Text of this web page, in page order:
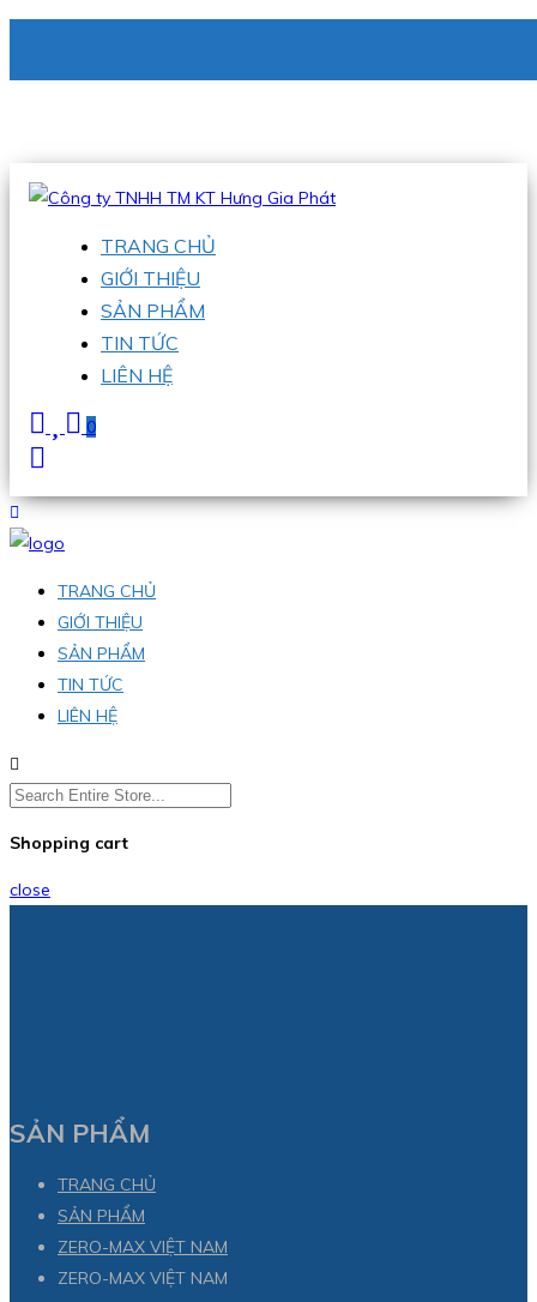
Hotline:0938 336 079
TRANG CHỦ
GIỚI THIỆU
SẢN PHẨM
TIN TỨC
LIÊN HỆ
0
TRANG CHỦ
GIỚI THIỆU
SẢN PHẨM
TIN TỨC
LIÊN HỆ
Shopping cart
close
SẢN PHẨM
TRANG CHỦ
SẢN PHẨM
ZERO-MAX VIỆT NAM
ZERO-MAX VIỆT NAM